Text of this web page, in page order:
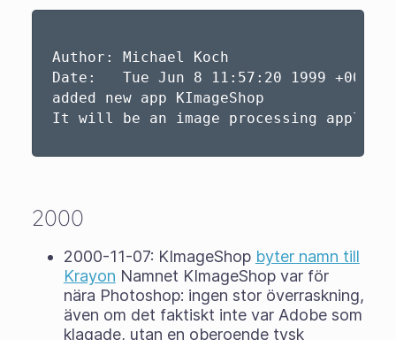
Author: Michael Koch
Date:   Tue Jun 8 11:57:20 1999 +0000
added new app KImageShop
2000
2000-11-07: KImageShop byter namn till
Krayon Namnet KImageShop var för
nära Photoshop: ingen stor överraskning,
även om det faktiskt inte var Adobe som
klagade, utan en oberoende tysk